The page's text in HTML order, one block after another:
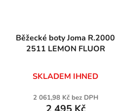
Běžecké boty Joma R.2000
2511 LEMON FLUOR
SKLADEM IHNED
2 061,98 Kč bez DPH